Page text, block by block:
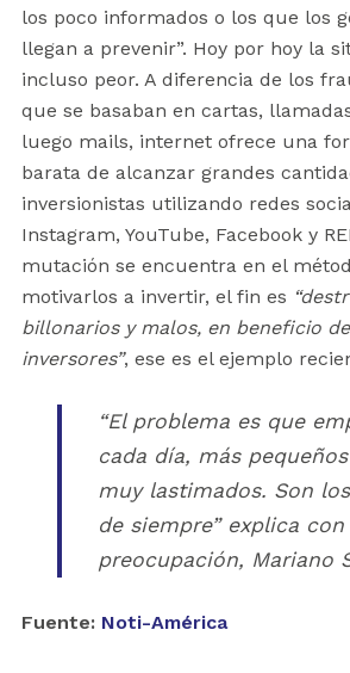
los poco informados o los que los
llegan a prevenir”. Hoy por hoy la
incluso peor. A diferencia de los
que se basaban en cartas,
luego mails, internet ofrece una
barata de alcanzar grandes
inversionistas utilizando redes
Instagram, YouTube, Facebook y
mutación se encuentra en el
motivarlos a invertir, el fin es
billonarios y malos, en beneficio
inversores”, ese es el ejemplo
“El problema es que
cada día, más
muy lastimados. Son
de siempre”explica con
preocupación, Mariano
Fuente: Noti-América